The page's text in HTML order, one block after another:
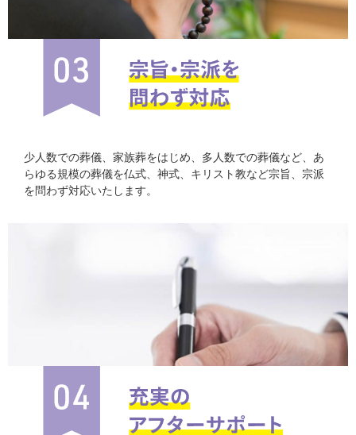
少人数での葬儀、家族葬をはじめ、多人数での葬儀など、あ
らゆる規模の葬儀を仏式、神式、キリスト教など宗旨、宗派
を問わず対応いたします。